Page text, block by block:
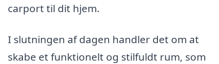
carport til dit hjem.
I slutningen af dagen handler det om at
skabe et funktionelt og stilfuldt rum, som